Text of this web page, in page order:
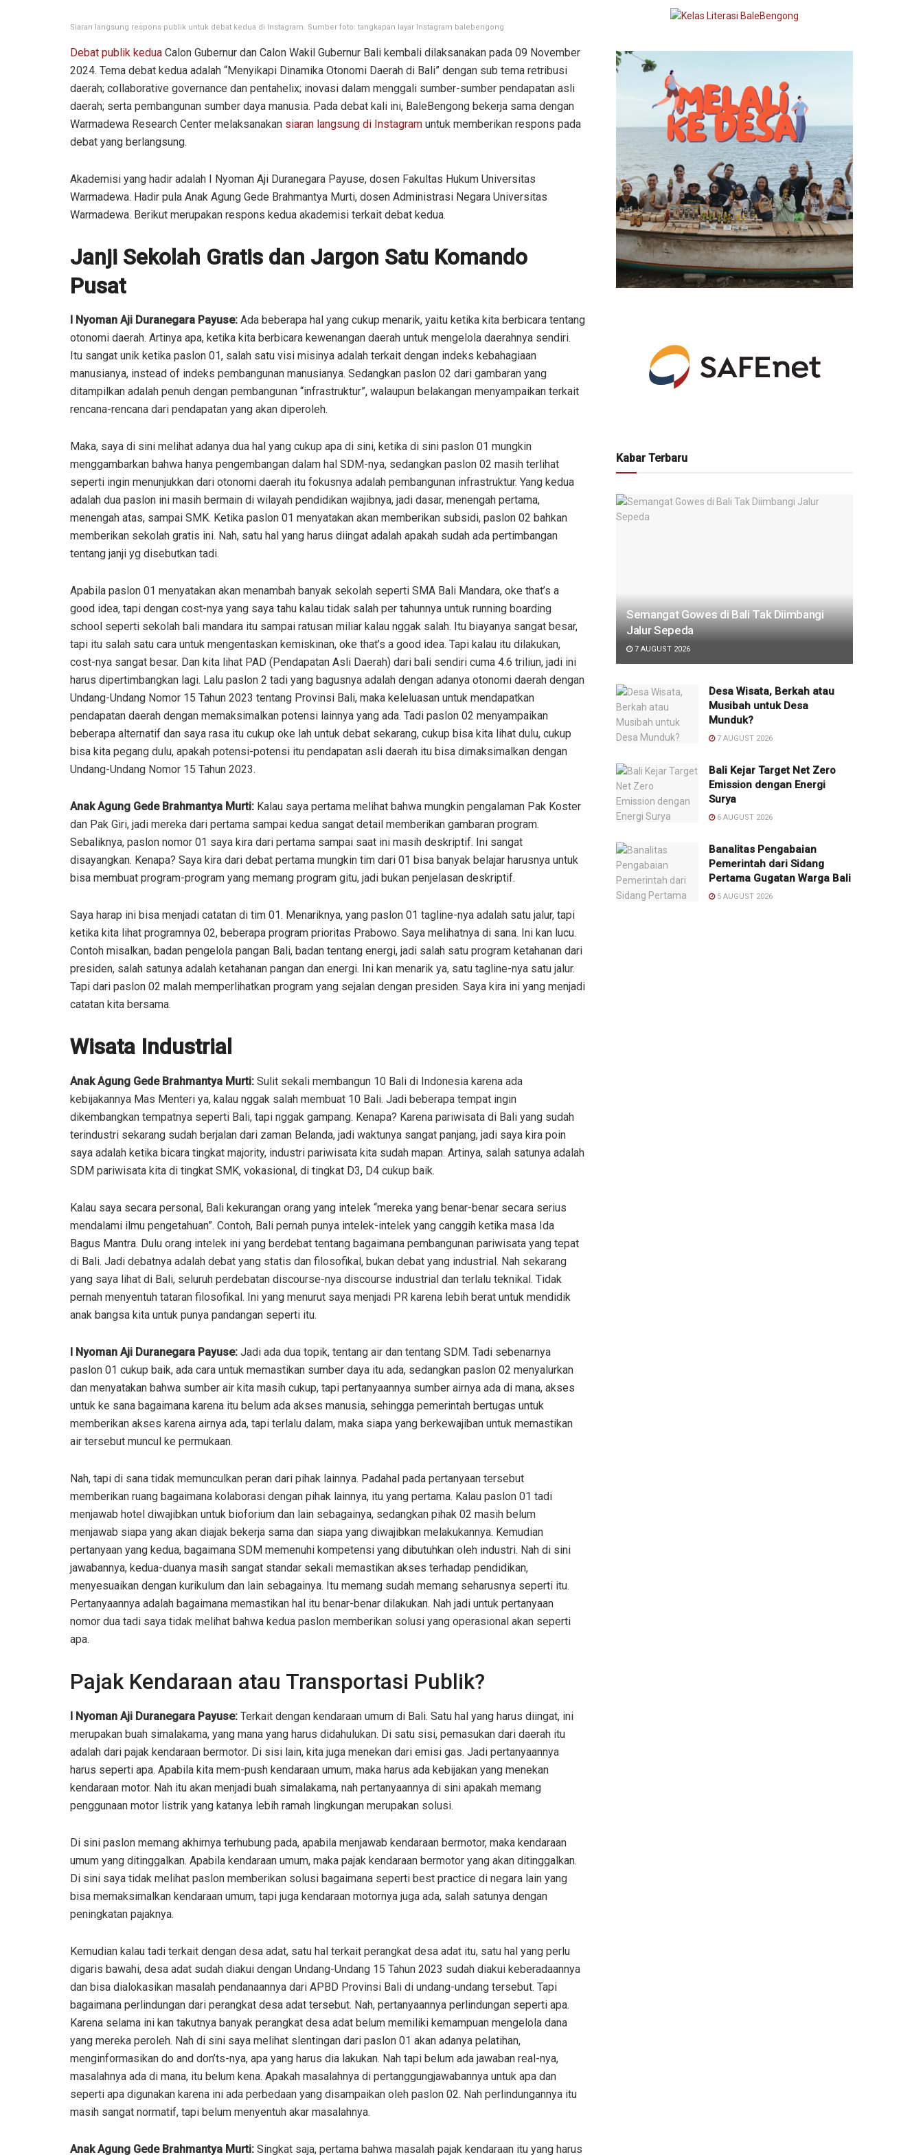
Siaran langsung respons publik untuk debat kedua di Instagram. Sumber foto: tangkapan layar Instagram balebengong
Debat publik kedua Calon Gubernur dan Calon Wakil Gubernur Bali kembali dilaksanakan pada 09 November
2024. Tema debat kedua adalah “Menyikapi Dinamika Otonomi Daerah di Bali” dengan sub tema retribusi
daerah; collaborative governance dan pentahelix; inovasi dalam menggali sumber-sumber pendapatan asli
daerah; serta pembangunan sumber daya manusia. Pada debat kali ini, BaleBengong bekerja sama dengan
Warmadewa Research Center melaksanakan siaran langsung di Instagram untuk memberikan respons pada
debat yang berlangsung.
Akademisi yang hadir adalah I Nyoman Aji Duranegara Payuse, dosen Fakultas Hukum Universitas
Warmadewa. Hadir pula Anak Agung Gede Brahmantya Murti, dosen Administrasi Negara Universitas
Warmadewa. Berikut merupakan respons kedua akademisi terkait debat kedua.
Janji Sekolah Gratis dan Jargon Satu Komando
Pusat
I Nyoman Aji Duranegara Payuse: Ada beberapa hal yang cukup menarik, yaitu ketika kita berbicara tentang
otonomi daerah. Artinya apa, ketika kita berbicara kewenangan daerah untuk mengelola daerahnya sendiri.
Itu sangat unik ketika paslon 01, salah satu visi misinya adalah terkait dengan indeks kebahagiaan
manusianya, instead of indeks pembangunan manusianya. Sedangkan paslon 02 dari gambaran yang
ditampilkan adalah penuh dengan pembangunan “infrastruktur”, walaupun belakangan menyampaikan terkait
rencana-rencana dari pendapatan yang akan diperoleh.
Maka, saya di sini melihat adanya dua hal yang cukup apa di sini, ketika di sini paslon 01 mungkin
menggambarkan bahwa hanya pengembangan dalam hal SDM-nya, sedangkan paslon 02 masih terlihat
seperti ingin menunjukkan dari otonomi daerah itu fokusnya adalah pembangunan infrastruktur. Yang kedua
adalah dua paslon ini masih bermain di wilayah pendidikan wajibnya, jadi dasar, menengah pertama,
menengah atas, sampai SMK. Ketika paslon 01 menyatakan akan memberikan subsidi, paslon 02 bahkan
memberikan sekolah gratis ini. Nah, satu hal yang harus diingat adalah apakah sudah ada pertimbangan
tentang janji yg disebutkan tadi.
Apabila paslon 01 menyatakan akan menambah banyak sekolah seperti SMA Bali Mandara, oke that’s a
good idea, tapi dengan cost-nya yang saya tahu kalau tidak salah per tahunnya untuk running boarding
school seperti sekolah bali mandara itu sampai ratusan miliar kalau nggak salah. Itu biayanya sangat besar,
tapi itu salah satu cara untuk mengentaskan kemiskinan, oke that’s a good idea. Tapi kalau itu dilakukan,
cost-nya sangat besar. Dan kita lihat PAD (Pendapatan Asli Daerah) dari bali sendiri cuma 4.6 triliun, jadi ini
harus dipertimbangkan lagi. Lalu paslon 2 tadi yang bagusnya adalah dengan adanya otonomi daerah dengan
Undang-Undang Nomor 15 Tahun 2023 tentang Provinsi Bali, maka keleluasan untuk mendapatkan
pendapatan daerah dengan memaksimalkan potensi lainnya yang ada. Tadi paslon 02 menyampaikan
beberapa alternatif dan saya rasa itu cukup oke lah untuk debat sekarang, cukup bisa kita lihat dulu, cukup
bisa kita pegang dulu, apakah potensi-potensi itu pendapatan asli daerah itu bisa dimaksimalkan dengan
Undang-Undang Nomor 15 Tahun 2023.
Anak Agung Gede Brahmantya Murti: Kalau saya pertama melihat bahwa mungkin pengalaman Pak Koster
dan Pak Giri, jadi mereka dari pertama sampai kedua sangat detail memberikan gambaran program.
Sebaliknya, paslon nomor 01 saya kira dari pertama sampai saat ini masih deskriptif. Ini sangat
disayangkan. Kenapa? Saya kira dari debat pertama mungkin tim dari 01 bisa banyak belajar harusnya untuk
bisa membuat program-program yang memang program gitu, jadi bukan penjelasan deskriptif.
Saya harap ini bisa menjadi catatan di tim 01. Menariknya, yang paslon 01 tagline-nya adalah satu jalur, tapi
ketika kita lihat programnya 02, beberapa program prioritas Prabowo. Saya melihatnya di sana. Ini kan lucu.
Contoh misalkan, badan pengelola pangan Bali, badan tentang energi, jadi salah satu program ketahanan dari
presiden, salah satunya adalah ketahanan pangan dan energi. Ini kan menarik ya, satu tagline-nya satu jalur.
Tapi dari paslon 02 malah memperlihatkan program yang sejalan dengan presiden. Saya kira ini yang menjadi
catatan kita bersama.
Wisata Industrial
Anak Agung Gede Brahmantya Murti: Sulit sekali membangun 10 Bali di Indonesia karena ada
kebijakannya Mas Menteri ya, kalau nggak salah membuat 10 Bali. Jadi beberapa tempat ingin
dikembangkan tempatnya seperti Bali, tapi nggak gampang. Kenapa? Karena pariwisata di Bali yang sudah
terindustri sekarang sudah berjalan dari zaman Belanda, jadi waktunya sangat panjang, jadi saya kira poin
saya adalah ketika bicara tingkat majority, industri pariwisata kita sudah mapan. Artinya, salah satunya adalah
SDM pariwisata kita di tingkat SMK, vokasional, di tingkat D3, D4 cukup baik.
Kalau saya secara personal, Bali kekurangan orang yang intelek “mereka yang benar-benar secara serius
mendalami ilmu pengetahuan”. Contoh, Bali pernah punya intelek-intelek yang canggih ketika masa Ida
Bagus Mantra. Dulu orang intelek ini yang berdebat tentang bagaimana pembangunan pariwisata yang tepat
di Bali. Jadi debatnya adalah debat yang statis dan filosofikal, bukan debat yang industrial. Nah sekarang
yang saya lihat di Bali, seluruh perdebatan discourse-nya discourse industrial dan terlalu teknikal. Tidak
pernah menyentuh tataran filosofikal. Ini yang menurut saya menjadi PR karena lebih berat untuk mendidik
anak bangsa kita untuk punya pandangan seperti itu.
I Nyoman Aji Duranegara Payuse: Jadi ada dua topik, tentang air dan tentang SDM. Tadi sebenarnya
paslon 01 cukup baik, ada cara untuk memastikan sumber daya itu ada, sedangkan paslon 02 menyalurkan
dan menyatakan bahwa sumber air kita masih cukup, tapi pertanyaannya sumber airnya ada di mana, akses
untuk ke sana bagaimana karena itu belum ada akses manusia, sehingga pemerintah bertugas untuk
memberikan akses karena airnya ada, tapi terlalu dalam, maka siapa yang berkewajiban untuk memastikan
air tersebut muncul ke permukaan.
Nah, tapi di sana tidak memunculkan peran dari pihak lainnya. Padahal pada pertanyaan tersebut
memberikan ruang bagaimana kolaborasi dengan pihak lainnya, itu yang pertama. Kalau paslon 01 tadi
menjawab hotel diwajibkan untuk bioforium dan lain sebagainya, sedangkan pihak 02 masih belum
menjawab siapa yang akan diajak bekerja sama dan siapa yang diwajibkan melakukannya. Kemudian
pertanyaan yang kedua, bagaimana SDM memenuhi kompetensi yang dibutuhkan oleh industri. Nah di sini
jawabannya, kedua-duanya masih sangat standar sekali memastikan akses terhadap pendidikan,
menyesuaikan dengan kurikulum dan lain sebagainya. Itu memang sudah memang seharusnya seperti itu.
Pertanyaannya adalah bagaimana memastikan hal itu benar-benar dilakukan. Nah jadi untuk pertanyaan
nomor dua tadi saya tidak melihat bahwa kedua paslon memberikan solusi yang operasional akan seperti
apa.
Pajak Kendaraan atau Transportasi Publik?
I Nyoman Aji Duranegara Payuse: Terkait dengan kendaraan umum di Bali. Satu hal yang harus diingat, ini
merupakan buah simalakama, yang mana yang harus didahulukan. Di satu sisi, pemasukan dari daerah itu
adalah dari pajak kendaraan bermotor. Di sisi lain, kita juga menekan dari emisi gas. Jadi pertanyaannya
harus seperti apa. Apabila kita mem-push kendaraan umum, maka harus ada kebijakan yang menekan
kendaraan motor. Nah itu akan menjadi buah simalakama, nah pertanyaannya di sini apakah memang
penggunaan motor listrik yang katanya lebih ramah lingkungan merupakan solusi.
Di sini paslon memang akhirnya terhubung pada, apabila menjawab kendaraan bermotor, maka kendaraan
umum yang ditinggalkan. Apabila kendaraan umum, maka pajak kendaraan bermotor yang akan ditinggalkan.
Di sini saya tidak melihat paslon memberikan solusi bagaimana seperti best practice di negara lain yang
bisa memaksimalkan kendaraan umum, tapi juga kendaraan motornya juga ada, salah satunya dengan
peningkatan pajaknya.
Kemudian kalau tadi terkait dengan desa adat, satu hal terkait perangkat desa adat itu, satu hal yang perlu
digaris bawahi, desa adat sudah diakui dengan Undang-Undang 15 Tahun 2023 sudah diakui keberadaannya
dan bisa dialokasikan masalah pendanaannya dari APBD Provinsi Bali di undang-undang tersebut. Tapi
bagaimana perlindungan dari perangkat desa adat tersebut. Nah, pertanyaannya perlindungan seperti apa.
Karena selama ini kan takutnya banyak perangkat desa adat belum memiliki kemampuan mengelola dana
yang mereka peroleh. Nah di sini saya melihat slentingan dari paslon 01 akan adanya pelatihan,
menginformasikan do and don’ts-nya, apa yang harus dia lakukan. Nah tapi belum ada jawaban real-nya,
masalahnya ada di mana, itu belum kena. Apakah masalahnya di pertanggungjawabannya untuk apa dan
seperti apa digunakan karena ini ada perbedaan yang disampaikan oleh paslon 02. Nah perlindungannya itu
masih sangat normatif, tapi belum menyentuh akar masalahnya.
Anak Agung Gede Brahmantya Murti: Singkat saja, pertama bahwa masalah pajak kendaraan itu yang harus
Kabar Terbaru
Semangat Gowes di Bali Tak Diimbangi
Jalur Sepeda
7 AUGUST 2026
Desa Wisata, Berkah atau
Musibah untuk Desa
Munduk?
7 AUGUST 2026
Bali Kejar Target Net Zero
Emission dengan Energi
Surya
6 AUGUST 2026
Banalitas Pengabaian
Pemerintah dari Sidang
Pertama Gugatan Warga Bali
5 AUGUST 2026